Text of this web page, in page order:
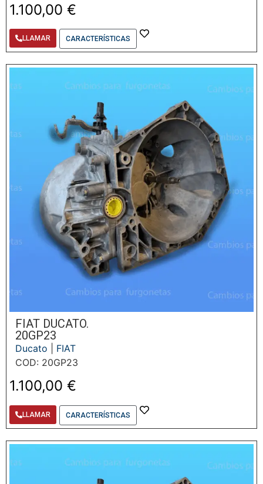
1.100,00 €
LLAMAR CARACTERÍSTICAS
FIAT DUCATO.
20GP23
Ducato
FIAT
COD: 20GP23
1.100,00 €
LLAMAR CARACTERÍSTICAS